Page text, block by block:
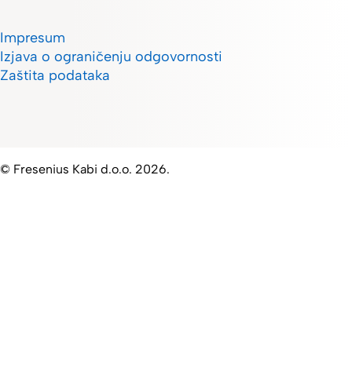
Impresum
Izjava o ograničenju odgovornosti
Zaštita podataka
© Fresenius Kabi d.o.o. 2026.